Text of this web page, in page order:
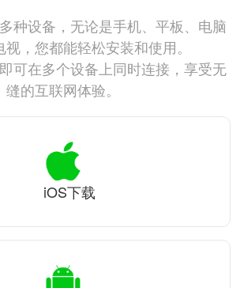
种设备，无论是手机、平板、电脑
，您都能轻松安装和使用。
可在多个设备上同时连接，享受无
缝的互联网体验。
iOS下载